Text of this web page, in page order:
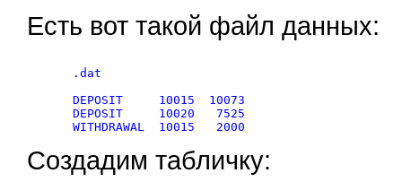
Есть вот такой файл данных:
   .dat
   DEPOSIT     10015  10073
   DEPOSIT     10020   7525
Создадим табличку: